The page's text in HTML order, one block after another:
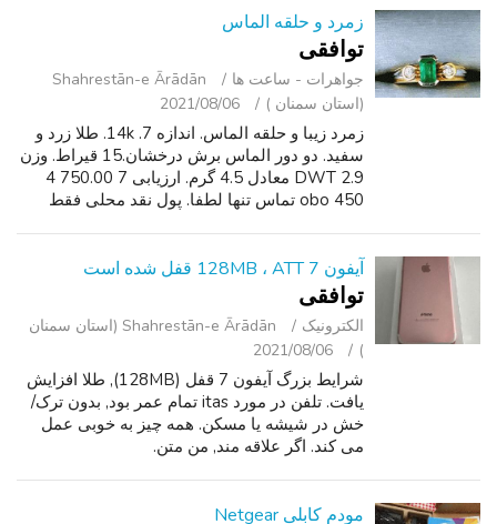
زمرد و حلقه الماس
توافقی
جواهرات - ساعت ‌ها
Shahrestān-e Ārādān
(استان سمنان )
2021/08/06
زمرد زیبا و حلقه الماس. اندازه 7. 14k. طلا زرد و
سفید. دو دور الماس برش درخشان.15 قیراط. وزن
2.9 DWT معادل 4.5 گرم. ارزیابی 7 750.00 4
450 obo تماس تنها لطفا. پول نقد محلی فقط
آیفون 7 128MB ، ATT قفل شده است
توافقی
الکترونیک
Shahrestān-e Ārādān (استان سمنان
)
2021/08/06
شرایط بزرگ آیفون 7 قفل (128MB), طلا افزایش
یافت. تلفن در مورد itas تمام عمر بود, بدون ترک/
خش در شیشه یا مسکن. همه چیز به خوبی عمل
می کند. اگر علاقه مند, من متن.
مودم کابلی Netgear